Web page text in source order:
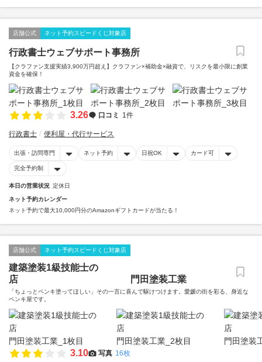
店舗公式 ネット予約スピードくじ対象店
行政書士ウェブサポート事務所
【クラファン支援実績3,900万円超え】クラファン×補助金×融資で、リスクを最小限に創業
資金を確保！
3.26 口コミ 1件
行政書士 便利屋・代行サービス
出張・訪問専門 ネット予約 日祝OK カード可
完全予約制
本日の営業状況 定休日
ネット予約カレンダー
ネット予約で最大10,000円分のAmazonギフトカードが当たる！
店舗公式 ネット予約スピードくじ対象店
建築塗装1級技能士の
店 門田塗装工業
「ちょっとペンキ塗ってほしい」その一言に喜んで駆けつけます。愛媛の街を彩る、身近な
ペンキ屋です。
3.10 写真 16枚